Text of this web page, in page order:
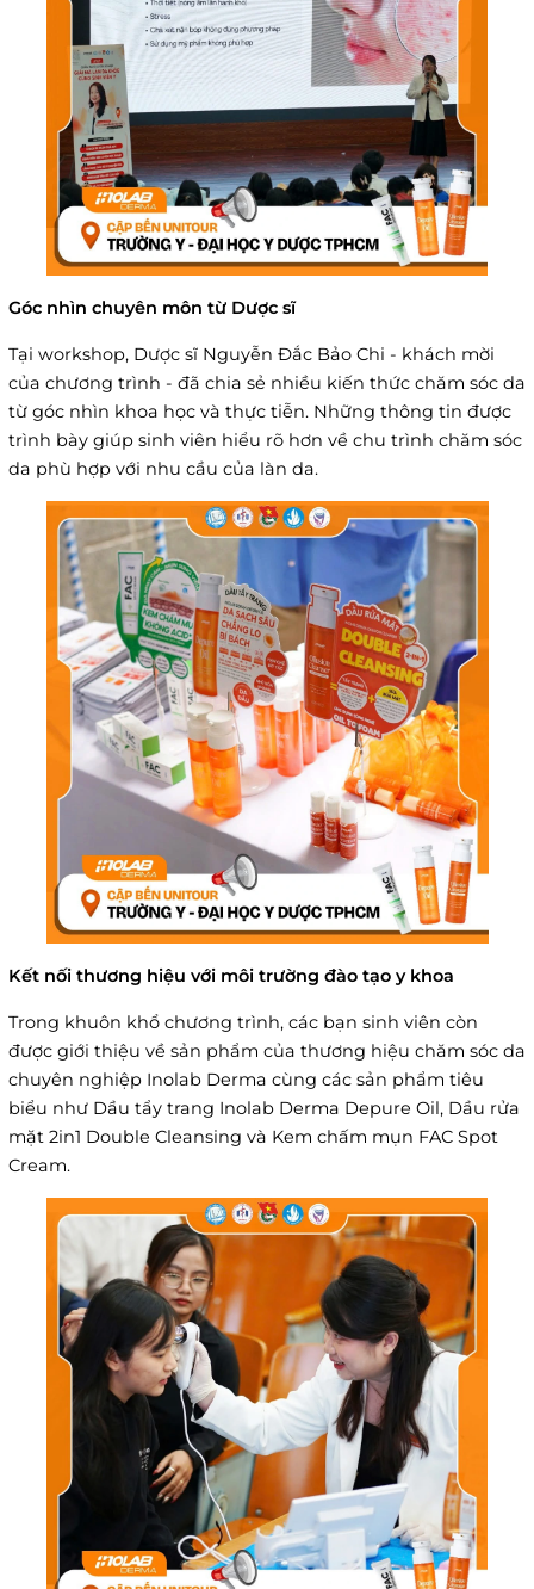
Góc nhìn chuyên môn từ Dược sĩ
Tại workshop, Dược sĩ Nguyễn Đắc Bảo Chi - khách mời
của chương trình - đã chia sẻ nhiều kiến thức chăm sóc da
từ góc nhìn khoa học và thực tiễn. Những thông tin được
trình bày giúp sinh viên hiểu rõ hơn về chu trình chăm sóc
da phù hợp với nhu cầu của làn da.
Kết nối thương hiệu với môi trường đào tạo y khoa
Trong khuôn khổ chương trình, các bạn sinh viên còn
được giới thiệu về sản phẩm của thương hiệu chăm sóc da
chuyên nghiệp Inolab Derma cùng các sản phẩm tiêu
biểu như Dầu tẩy trang Inolab Derma Depure Oil, Dầu rửa
mặt 2in1 Double Cleansing và Kem chấm mụn FAC Spot
Cream.